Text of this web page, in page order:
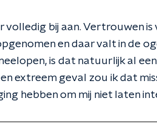
volledig bij aan. Vertrouwen
en daar valt in de
is dat natuurlijk al
extreem geval zou ik dat
hebben om mij niet laten